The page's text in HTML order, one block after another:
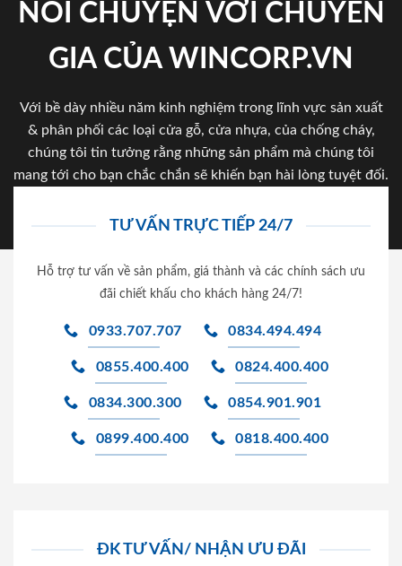
NÓI CHUYỆN VỚI CHUYÊN
GIA CỦA WINCORP.VN
Với bề dày nhiều năm kinh nghiệm trong lĩnh vực sản xuất
& phân phối các loại cửa gỗ, cửa nhựa, của chống cháy,
chúng tôi tin tưởng rằng những sản phẩm mà chúng tôi
mang tới cho bạn chắc chắn sẽ khiến bạn hài lòng tuyệt đối.
TƯ VẤN TRỰC TIẾP 24/7
Hỗ trợ tư vấn về sản phẩm, giá thành và các chính sách ưu
đãi chiết khấu cho khách hàng 24/7!
0933.707.707 0834.494.494
0855.400.400 0824.400.400
0834.300.300 0854.901.901
0899.400.400 0818.400.400
ĐK TƯ VẤN/ NHẬN ƯU ĐÃI